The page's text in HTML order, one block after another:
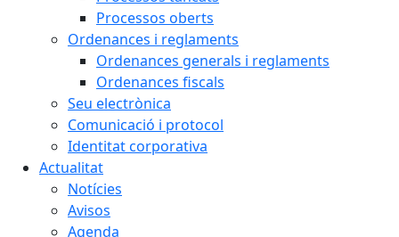
Processos oberts
Ordenances i reglaments
Ordenances generals i reglaments
Ordenances fiscals
Seu electrònica
Comunicació i protocol
Identitat corporativa
Actualitat
Notícies
Avisos
Agenda